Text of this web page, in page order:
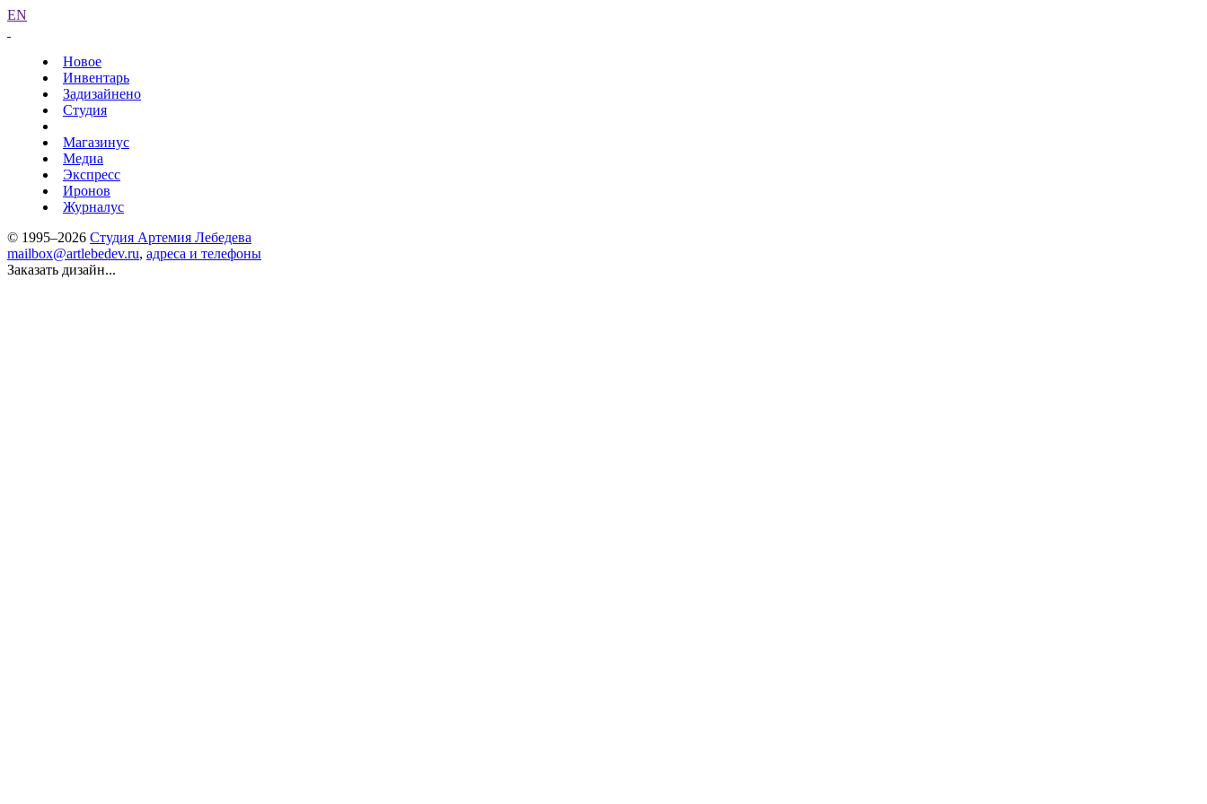
EN
Новое
Инвентарь
Задизайнено
Студия
Магазинус
Медиа
Экспресс
Иронов
Журналус
© 1995–2026 Студия Артемия Лебедева
mailbox@artlebedev.ru, адреса и телефоны
Заказать дизайн...